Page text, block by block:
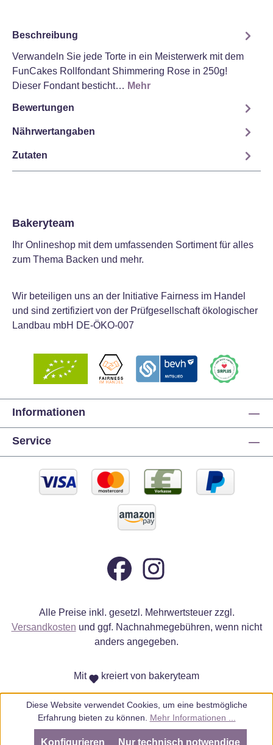
Beschreibung
Verwandeln Sie jede Torte in ein Meisterwerk mit dem
FunCakes Rollfondant Shimmering Rose in 250g!
Dieser Fondant besticht… Mehr
Bewertungen
Nährwertangaben
Zutaten
Bakeryteam
Ihr Onlineshop mit dem umfassenden Sortiment für alles
zum Thema Backen und mehr.
Wir beteiligen uns an der Initiative Fairness im Handel
und sind zertifiziert von der Prüfgesellschaft ökologischer
Landbau mbH DE-ÖKO-007
Informationen
Service
Alle Preise inkl. gesetzl. Mehrwertsteuer zzgl.
Versandkosten und ggf. Nachnahmegebühren, wenn nicht
anders angegeben.
Mit kreiert von bakeryteam
Diese Website verwendet Cookies, um eine bestmögliche
Erfahrung bieten zu können. Mehr Informationen ...
Nur technisch notwendige
Konfigurieren